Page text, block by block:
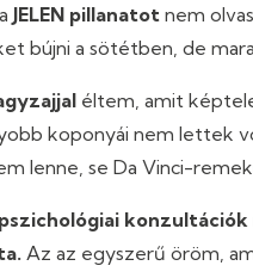
JELEN pillanatot nem
bújni a sötétben, de
éltem, amit
koponyái nem lettek
lenne, se Da Vinci-
pszichológiai konzultációk
Az az egyszerű öröm,